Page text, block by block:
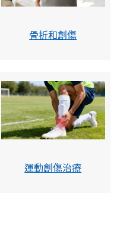
骨折和創傷
運動創傷治療